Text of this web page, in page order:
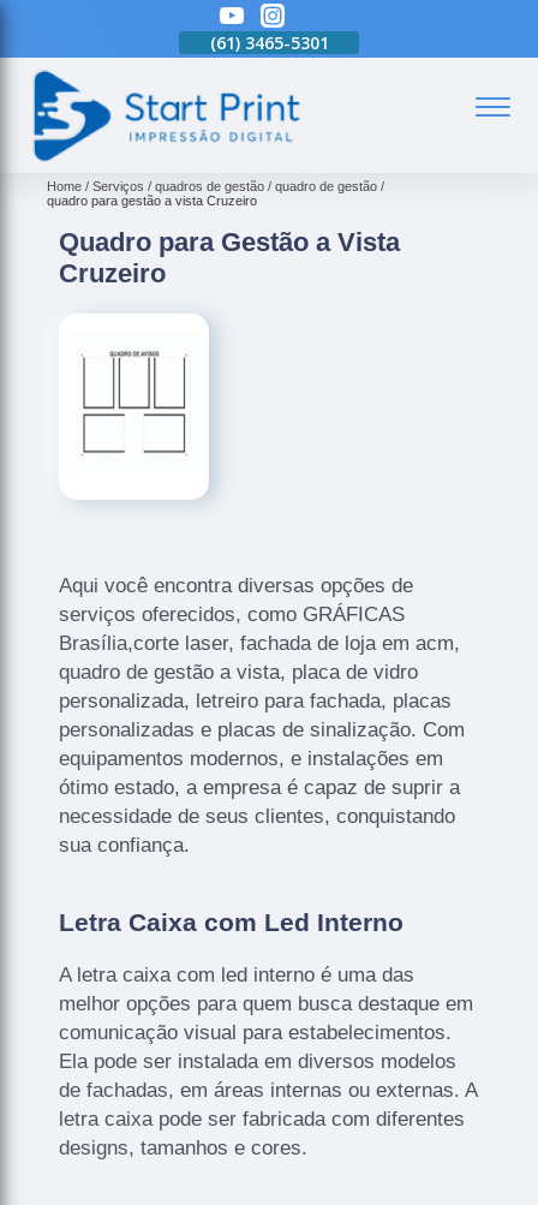
(61) 3465-5301
Home Serviços quadros de gestão
quadro de gestão
quadro para gestão a vista Cruzeiro
Quadro para Gestão a Vista
Cruzeiro
Aqui você encontra diversas opções de
serviços oferecidos, como GRÁFICAS
Brasília,corte laser, fachada de loja em acm,
quadro de gestão a vista, placa de vidro
personalizada, letreiro para fachada, placas
personalizadas e placas de sinalização. Com
equipamentos modernos, e instalações em
ótimo estado, a empresa é capaz de suprir a
necessidade de seus clientes, conquistando
sua confiança.
Letra Caixa com Led Interno
A letra caixa com led interno é uma das
melhor opções para quem busca destaque em
comunicação visual para estabelecimentos.
Ela pode ser instalada em diversos modelos
de fachadas, em áreas internas ou externas. A
letra caixa pode ser fabricada com diferentes
designs, tamanhos e cores.